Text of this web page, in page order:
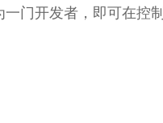
门开发者，即可在控